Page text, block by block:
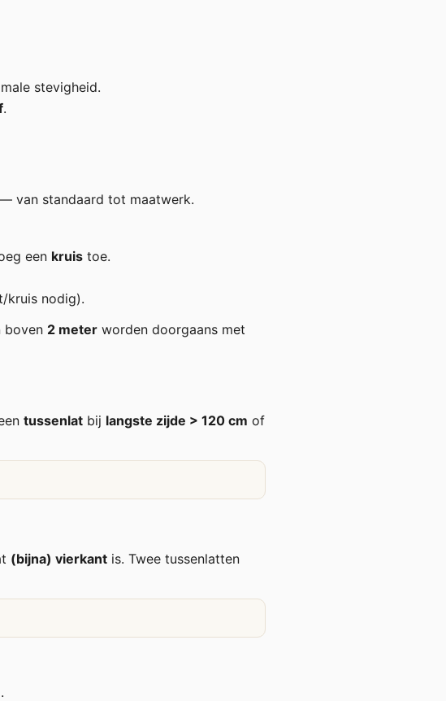
stevigheid.
.
van standaard tot maatwerk.
een kruis toe.
kruis nodig).
boven 2 meter worden doorgaans met
tussenlat bij langste zijde > 120 cm of
(bijna) vierkant is. Twee tussenlatten